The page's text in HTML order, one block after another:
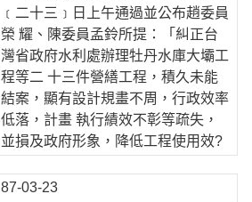
﹝二十三﹞日上午通過並公布趙委員
榮 耀、陳委員孟鈴所提：「糾正台
灣省政府水利處辦理牡丹水庫大壩工
程等二 十三件營繕工程，積久未能
結案，顯有設計規畫不周，行政效率
低落，計畫 執行績效不彰等疏失，
並損及政府形象，降低工程使用效?
87-03-23